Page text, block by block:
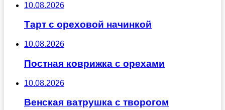
10.08.2026
Тарт с ореховой начинкой
10.08.2026
Постная коврижка с орехами
10.08.2026
Венская ватрушка с творогом